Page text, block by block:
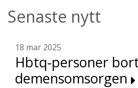
Senaste nytt
18 mar 2025
Hbtq-personer
demensomsorgen